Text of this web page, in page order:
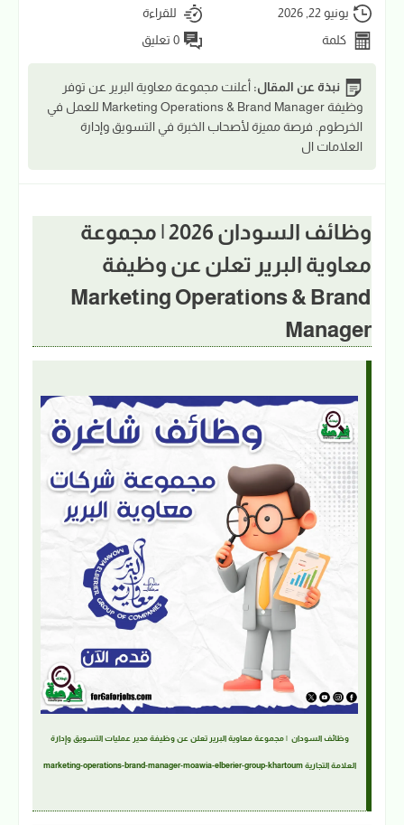
يونيو 22, 2026
للقراءة
كلمة
0 تعليق
نبذة عن المقال: أعلنت مجموعة معاوية البرير عن توفر
وظيفة Marketing Operations & Brand Manager للعمل في
الخرطوم. فرصة مميزة لأصحاب الخبرة في التسويق وإدارة
العلامات ال
وظائف السودان 2026 | مجموعة
معاوية البرير تعلن عن وظيفة
Marketing Operations & Brand
Manager
وظائف السودان | مجموعة معاوية البرير تعلن عن وظيفة مدير عمليات التسويق وإدارة
العلامة التجارية marketing-operations-brand-manager-moawia-elberier-group-khartoum